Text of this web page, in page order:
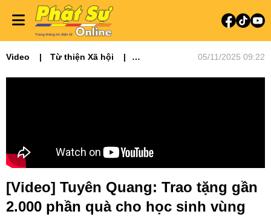
Video
Từ thiện Xã hội
05/11/2025 09:22
[Video] Tuyên Quang: Trao tặng gần
2.000 phần quà cho học sinh vùng